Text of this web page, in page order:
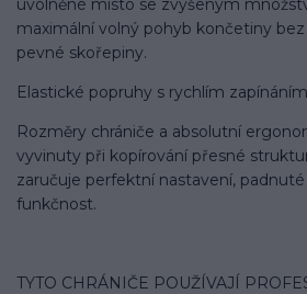
uvolněné místo se zvýšeným
maximální volný pohyb končetiny
pevné skořepiny.
Elastické popruhy s rychlím
Rozměry chrániče a absolutní
vyvinuty při kopírování přesné
zaručuje perfektní nastavení,
funkčnost.
TYTO CHRÁNIČE POUŽÍVAJÍ